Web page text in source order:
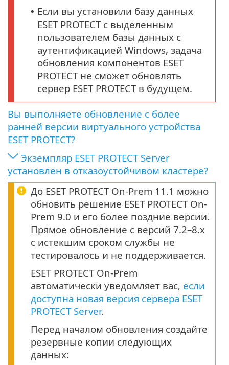
• Если вы установили базу данных
ESET PROTECT с выделенным
пользователем базы данных с
аутентификацией Windows, задача
обновления компонентов ESET
PROTECT не сможет обновлять
сервер ESET PROTECT в будущем.
Вы выполняете обновление с более
ранней версии виртуального устройства
ESET PROTECT?
Экземпляр ESET PROTECT Server
установлен в отказоустойчивом кластере?
До ESET PROTECT On-Prem 11.1 можно
обновить решение ESET PROTECT On-
Prem 9.0 и его более поздние версии.
Прямое обновление с версий 7.2–8.x
с истекшим сроком службы не
тестировалось и не поддерживается.
ESET PROTECT On-Prem
автоматически уведомляет вас, если
доступна новая версия сервера ESET
PROTECT Server.
Перед началом обновления создайте
резервные копии следующих
данных: